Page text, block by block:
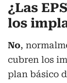
¿Las
los
No,
cubren los
plan básico